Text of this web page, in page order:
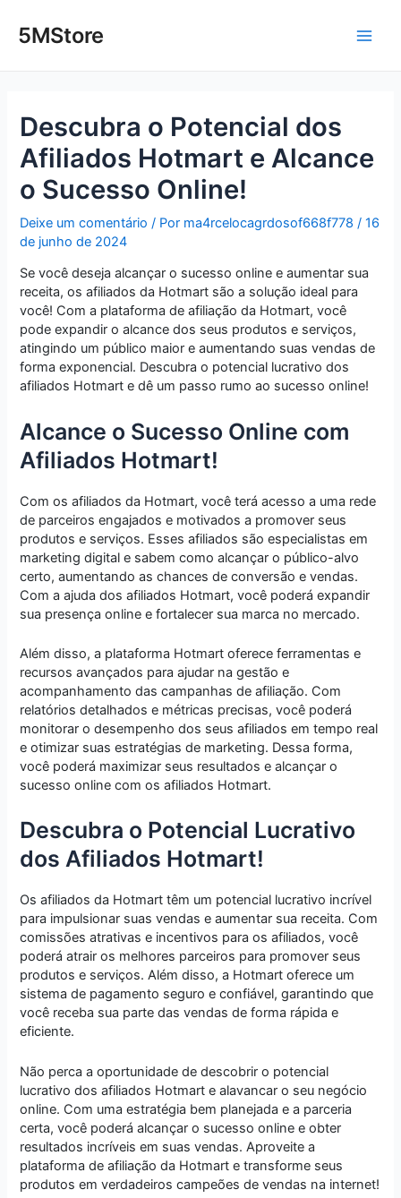
para5MStore
Descubra o Potencial dos
Afiliados Hotmart e Alcance
o Sucesso Online!
Deixe um comentário / Por ma4rcelocagrdosof668f778/16
de junho de 2024
Se você deseja alcançar o sucesso online e aumentar sua
receita, os afiliados da Hotmart são a solução ideal para
você! Com a plataforma de afiliação da Hotmart, você
pode expandir o alcance dos seus produtos e serviços,
atingindo um público maior e aumentando suas vendas de
forma exponencial. Descubra o potencial lucrativo dos
afiliados Hotmart e dê um passo rumo ao sucesso online!
Alcance o Sucesso Online com
Afiliados Hotmart!
Com os afiliados da Hotmart, você terá acesso a uma rede
de parceiros engajados e motivados a promover seus
produtos e serviços. Esses afiliados são especialistas em
marketing digital e sabem como alcançar o público-alvo
certo, aumentando as chances de conversão e vendas.
Com a ajuda dos afiliados Hotmart, você poderá expandir
sua presença online e fortalecer sua marca no mercado.
Além disso, a plataforma Hotmart oferece ferramentas e
recursos avançados para ajudar na gestão e
acompanhamento das campanhas de afiliação. Com
relatórios detalhados e métricas precisas, você poderá
monitorar o desempenho dos seus afiliados em tempo real
e otimizar suas estratégias de marketing. Dessa forma,
você poderá maximizar seus resultados e alcançar o
sucesso online com os afiliados Hotmart.
Descubra o Potencial Lucrativo
dos Afiliados Hotmart!
Os afiliados da Hotmart têm um potencial lucrativo incrível
para impulsionar suas vendas e aumentar sua receita. Com
comissões atrativas e incentivos para os afiliados, você
poderá atrair os melhores parceiros para promover seus
produtos e serviços. Além disso, a Hotmart oferece um
sistema de pagamento seguro e confiável, garantindo que
você receba sua parte das vendas de forma rápida e
eficiente.
Não perca a oportunidade de descobrir o potencial
lucrativo dos afiliados Hotmart e alavancar o seu negócio
online. Com uma estratégia bem planejada e a parceria
certa, você poderá alcançar o sucesso online e obter
resultados incríveis em suas vendas. Aproveite a
plataforma de afiliação da Hotmart e transforme seus
produtos em verdadeiros campeões de vendas na internet!
navigation